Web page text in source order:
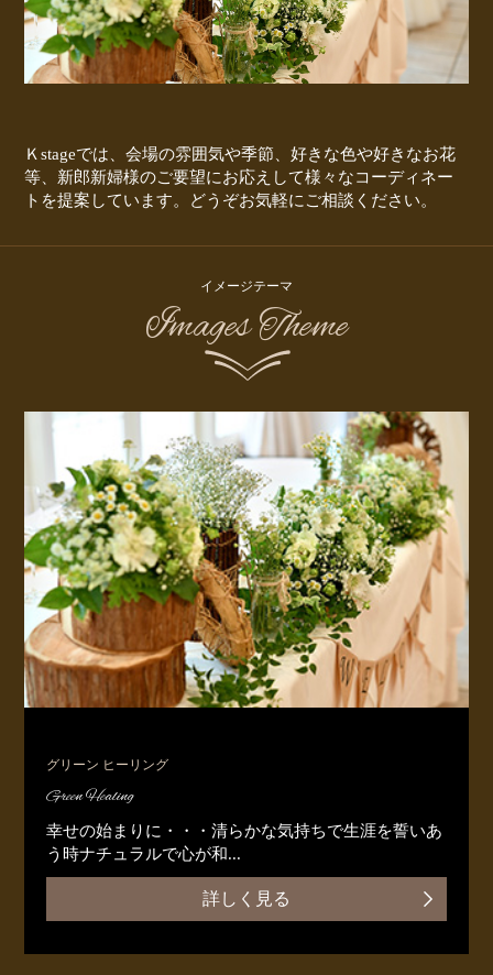
Ｋstageでは、会場の雰囲気や季節、好きな色や好きなお花
等、新郎新婦様のご要望にお応えして様々なコーディネー
トを提案しています。どうぞお気軽にご相談ください。
イメージテーマ
Images Theme
グリーン ヒーリング
Green Healing
幸せの始まりに・・・清らかな気持ちで生涯を誓いあ
う時ナチュラルで心が和...
詳しく見る